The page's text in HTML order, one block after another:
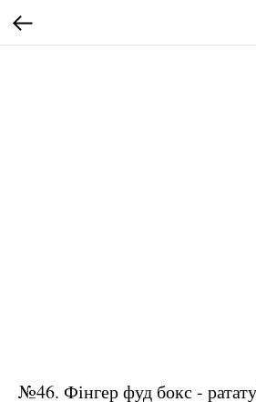
№46. Фінгер фуд бокс -